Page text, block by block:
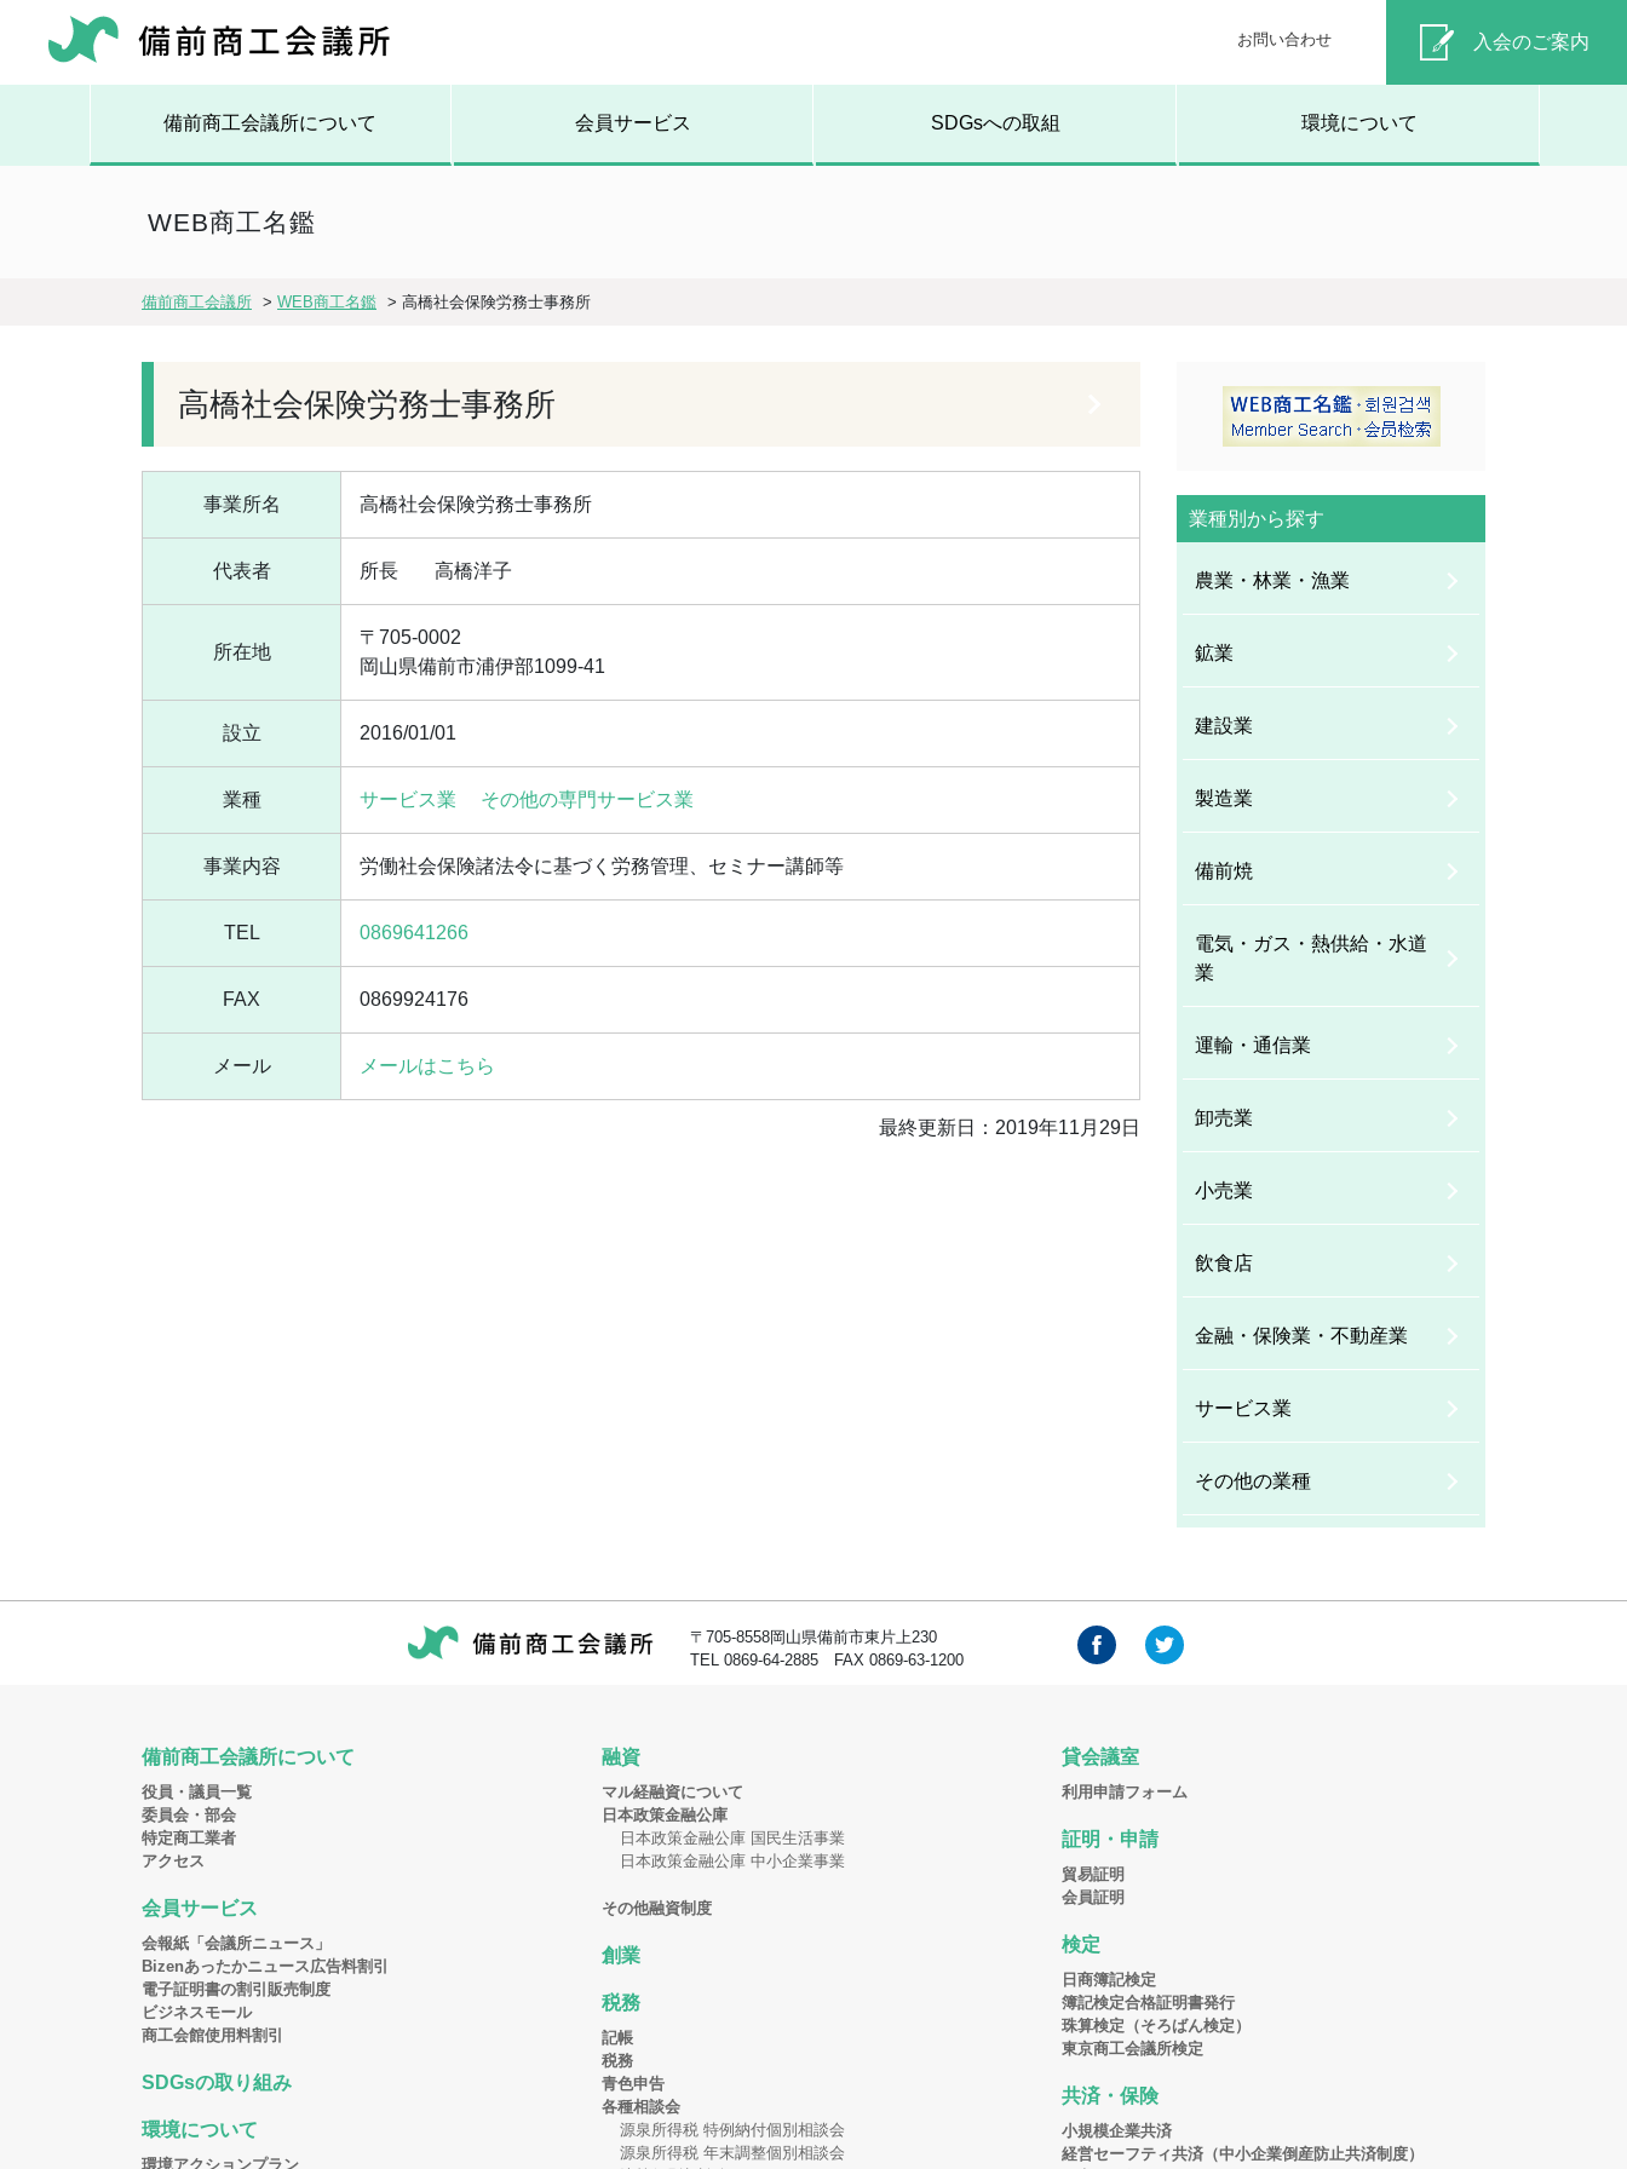
お問い合わせ 入会のご案内
備前商工会議所について 会員サービス SDGsへの取組 環境について
WEB商工名鑑
備前商工会議所 > WEB商工名鑑 > 高橋社会保険労務士事務所
高橋社会保険労務士事務所
事業所名 高橋社会保険労務士事務所
代表者 所長 高橋洋子
所在地
〒705-0002
岡山県備前市浦伊部1099-41
設立 2016/01/01
業種 サービス業 その他の専門サービス業
事業内容 労働社会保険諸法令に基づく労務管理、セミナー講師等
TEL 0869641266
FAX 0869924176
メール メールはこちら
最終更新日：2019年11月29日
業種別から探す
農業・林業・漁業
鉱業
建設業
製造業
備前焼
電気・ガス・熱供給・水道
業
運輸・通信業
卸売業
小売業
飲食店
金融・保険業・不動産業
サービス業
その他の業種
〒705-8558岡山県備前市東片上230
TEL 0869-64-2885 FAX 0869-63-1200
備前商工会議所について
役員・議員一覧
委員会・部会
特定商工業者
アクセス
会員サービス
会報紙「会議所ニュース」
Bizenあったかニュース広告料割引
電子証明書の割引販売制度
ビジネスモール
商工会館使用料割引
SDGsの取り組み
環境について
環境アクションプラン
融資
マル経融資について
日本政策金融公庫
日本政策金融公庫 国民生活事業
日本政策金融公庫 中小企業事業
その他融資制度
創業
税務
記帳
税務
青色申告
各種相談会
源泉所得税 特例納付個別相談会
源泉所得税 年末調整個別相談会
貸会議室
利用申請フォーム
証明・申請
貿易証明
会員証明
検定
日商簿記検定
簿記検定合格証明書発行
珠算検定（そろばん検定）
東京商工会議所検定
共済・保険
小規模企業共済
経営セーフティ共済（中小企業倒産防止共済制度）